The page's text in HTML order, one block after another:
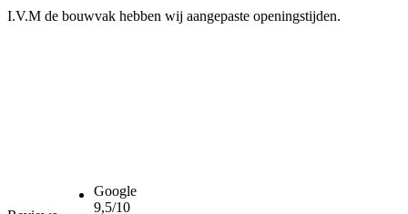
I.V.M de bouwvak hebben wij aangepaste openingstijden.
Google
9,5/10